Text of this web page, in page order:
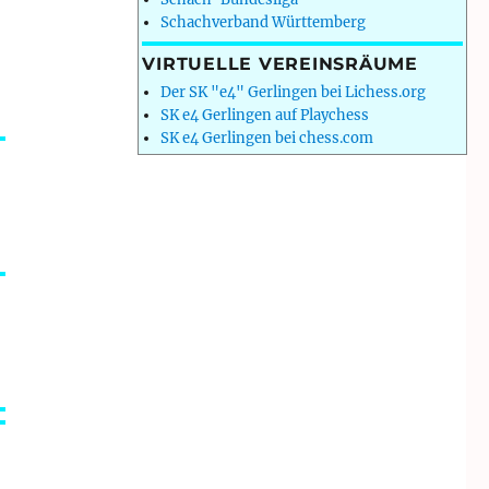
Schachverband Württemberg
VIRTUELLE VEREINSRÄUME
Der SK "e4" Gerlingen bei Lichess.org
SK e4 Gerlingen auf Playchess
SK e4 Gerlingen bei chess.com